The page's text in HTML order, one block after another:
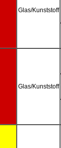
Glas/Kunststoff
Glas/Kunststoff